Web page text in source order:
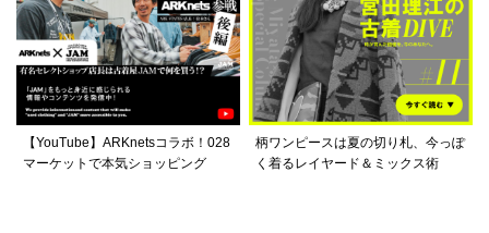
【YouTube】ARKnetsコラボ！028
マーケットで本気ショッピング
柄ワンピースは夏の切り札、今っぽ
く着るレイヤード＆ミックス術